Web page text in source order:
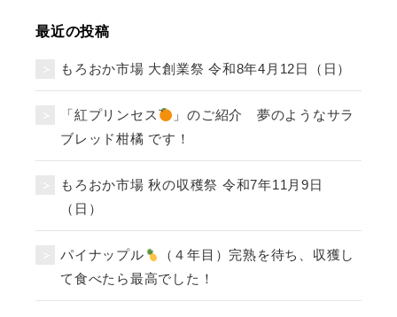
最近の投稿
もろおか市場 大創業祭 令和8年4月12日（日）
「紅プリンセス
」のご紹介 夢のようなサラ
ブレッド柑橘 です！
もろおか市場 秋の収穫祭 令和7年11月9日
（日）
パイナップル
（４年目）完熟を待ち、収獲し
て食べたら最高でした！